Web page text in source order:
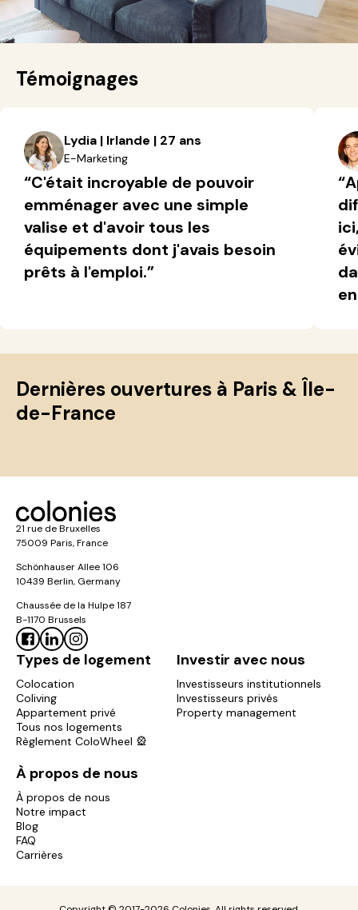
Témoignages
Lydia | Irlande | 27 ans
E-Marketing
“C'était incroyable de pouvoir
emménager avec une simple
valise et d'avoir tous les
équipements dont j'avais besoin
prêts à l'emploi.”
Dernières ouvertures à Paris & Île-
de-France
21 rue de Bruxelles
75009 Paris, France
Schönhauser Allee 106
10439 Berlin, Germany
Chaussée de la Hulpe 187
B-1170 Brussels
Types de logement
Colocation
Coliving
Appartement privé
Tous nos logements
Règlement ColoWheel 🎡
Investir avec nous
Investisseurs institutionnels
Investisseurs privés
Property management
À propos de nous
À propos de nous
Notre impact
Blog
FAQ
Carrières